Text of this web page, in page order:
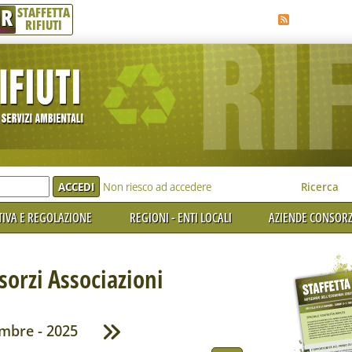
R STAFFETTA
RIFIUTI
Non riesco ad accedere Ricerca
E REGOLAZIONE REGIONI - ENTI LOCALI AZIENDE
Associazioni
- 2025